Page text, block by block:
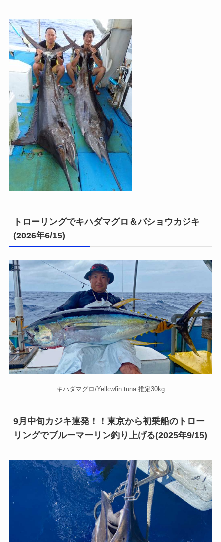
トローリングでキハダマグロ＆バショウカジキ
(2026年6/15)
キハダマグロ/Yellowfin tuna 推定30kg
9月中旬カジキ連発！！東京から初乗船のトロー
リングでブルーマーリン釣り上げる(2025年9/15)